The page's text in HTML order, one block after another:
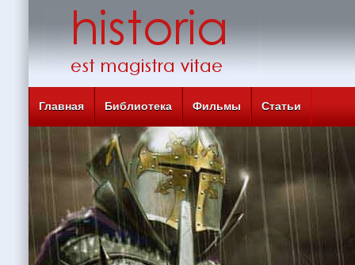
Главная Библиотека Фильмы Статьи